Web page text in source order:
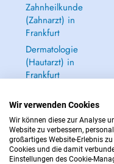
Zahnheilkunde
(Zahnarzt) in
Frankfurt
Dermatologie
(Hautarzt) in
Frankfurt
IM NOTFALL
Wir verwenden Cookies
Wir können diese zur Analyse
Website zu verbessern,
großartiges Website-Erlebnis
Cookies und die damit
Einstellungen des Cookie-